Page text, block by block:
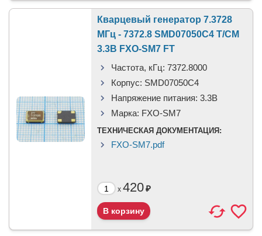
Кварцевый генератор 7.3728
МГц - 7372.8 SMD07050C4 T/CM
3.3В FXO-SM7 FT
Частота, кГц: 7372.8000
Корпус: SMD07050C4
Напряжение питания: 3.3В
Марка: FXO-SM7
ТЕХНИЧЕСКАЯ ДОКУМЕНТАЦИЯ:
FXO-SM7.pdf
x 420₽